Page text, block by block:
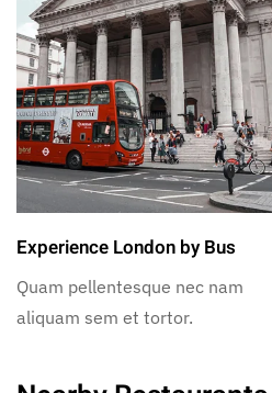
Experience London by Bus
Quam pellentesque nec nam
aliquam sem et tortor.